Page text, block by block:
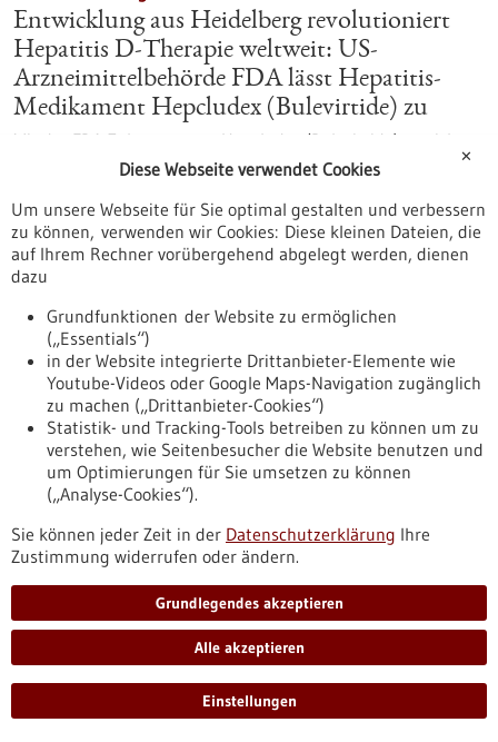
Entwicklung aus Heidelberg revolutioniert
Hepatitis D-Therapie weltweit: US-
Arzneimittelbehörde FDA lässt Hepatitis-
Medikament Hepcludex (Bulevirtide) zu
Mit der FDA-Zulassung von Hepcludex (Bulevirtide) erreicht
eine an der Medizinischen Fakultät Heidelberg der
und im Deutschen Zentrum für Infektionsforschung
entwickelte Therapie gegen chronische Hepatitis D nun auch
den weltweit wichtigsten Arzneimittelmarkt.
https://www.gesundheitsindustrie-
revolutioniert-hepatitis-d-therapie-weltweit-us-
arzneimittelbehoerde-fda-laesst-hepatitis-medikament
Förderung
Förderung von Forschungsvorhaben von
Hochschulen für Angewandte Wissenschaften
zur anwendungsbezogenen
Weiterentwicklung von
Forschungsergebnissen (HAW-
ForschungsSchub) im Rahmen des
Programms „Forschung an Hochschulen für
Angewandte Wissenschaften“
Förderprogramm,Förderung durch:BMFTR,
15.10.2026
✕
Diese Webseite verwendet Cookies
Um unsere Webseite für Sie optimal gestalten und verbessern
zu können, verwenden wir Cookies: Diese kleinen Dateien, die
auf Ihrem Rechner vorübergehend abgelegt werden, dienen
dazu
Grundfunktionen der Website zu ermöglichen
(„Essentials“)
in der Website integrierte Drittanbieter-Elemente wie
Youtube-Videos oder Google Maps-Navigation zugänglich
zu machen („Drittanbieter-Cookies“)
Statistik- und Tracking-Tools betreiben zu können um zu
verstehen, wie Seitenbesucher die Website benutzen und
um Optimierungen für Sie umsetzen zu können
(„Analyse-Cookies“).
Sie können jeder Zeit in der Datenschutzerklärung Ihre
Zustimmung widerrufen oder ändern.
Grundlegendes akzeptieren
Alle akzeptieren
Einstellungen